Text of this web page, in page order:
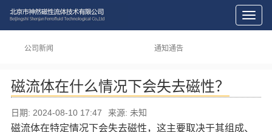
切
换
公司新闻 通知通告
磁流体在什么情况下会失去磁性？
日期: 2024-08-10 17:47 来源: 未知
磁流体在特定情况下会失去磁性，这主要取决于其组成、